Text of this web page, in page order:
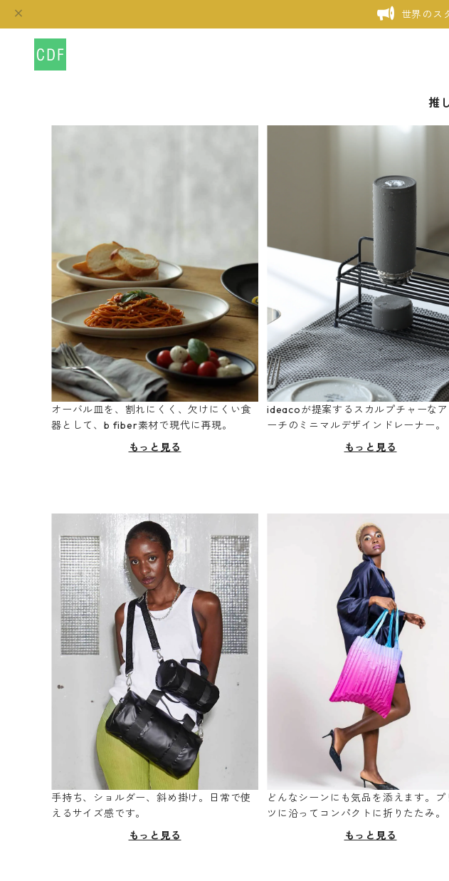
世界のス
推
オーバル皿を、割れにくく、欠けにくい食
器として、b fiber素材で現代に再現。
もっと見る
ideacoが提案するスカルプチャーなア
ーチのミニマルデザインドレーナー。
もっと見る
手持ち、ショルダー、斜め掛け。日常で使
えるサイズ感です。
もっと見る
どんなシーンにも気品を添えます。プ
ツに沿ってコンパクトに折りたたみ。
もっと見る